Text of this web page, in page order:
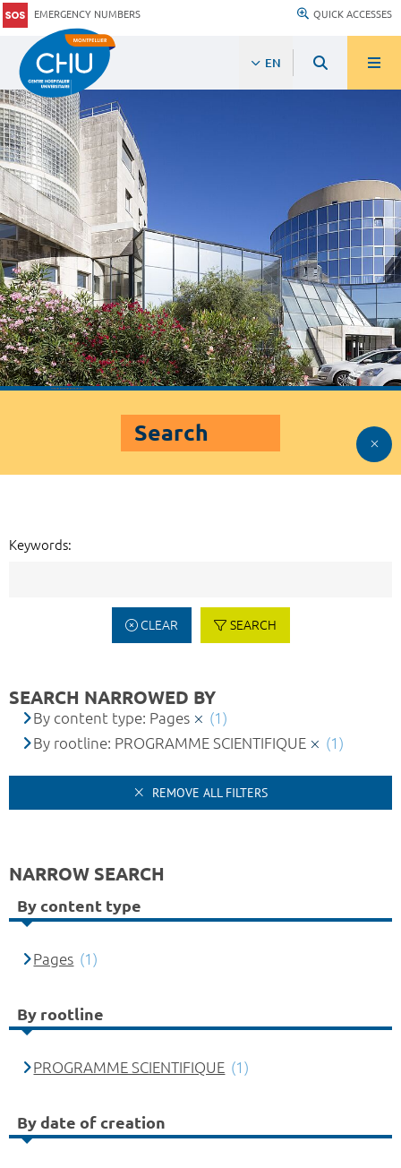
EMERGENCY NUMBERS QUICK ACCESSES
EN
Search
Keywords:
CLEAR SEARCH
SEARCH NARROWED BY
By content type: Pages
(1)
By rootline: PROGRAMME SCIENTIFIQUE
(1)
REMOVE ALL FILTERS
NARROW SEARCH
By content type
Pages (1)
By rootline
PROGRAMME SCIENTIFIQUE (1)
By date of creation